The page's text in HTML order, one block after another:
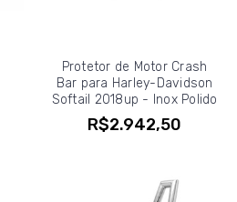
Protetor de Motor Crash
Bar para Harley-Davidson
Softail 2018up - Inox Polido
R$2.942,50